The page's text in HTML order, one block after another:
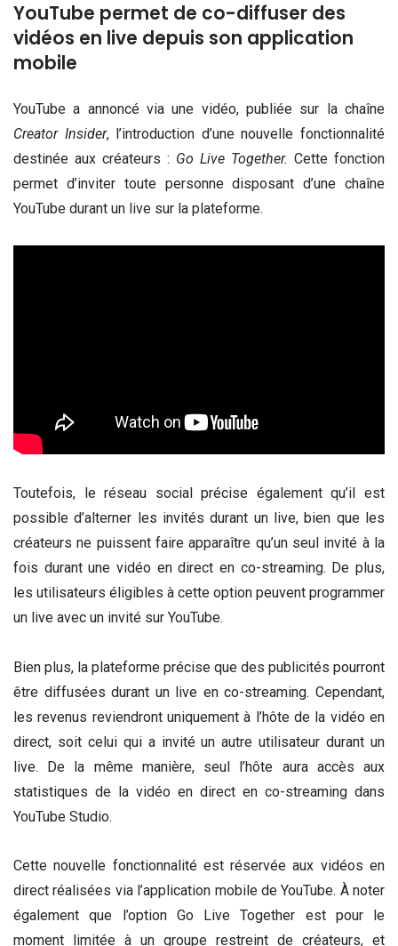
YouTube permet de co-diffuser des
vidéos en live depuis son application
mobile
YouTube a annoncé via une vidéo, publiée sur la chaîne
Creator Insider, l’introduction d’une nouvelle fonctionnalité
destinée aux créateurs : Go Live Together. Cette fonction
permet d’inviter toute personne disposant d’une chaîne
YouTube durant un live sur la plateforme.
Toutefois, le réseau social précise également qu’il est
possible d’alterner les invités durant un live, bien que les
créateurs ne puissent faire apparaître qu’un seul invité à la
fois durant une vidéo en direct en co-streaming. De plus,
les utilisateurs éligibles à cette option peuvent programmer
un live avec un invité sur YouTube.
Bien plus, la plateforme précise que des publicités pourront
être diffusées durant un live en co-streaming. Cependant,
les revenus reviendront uniquement à l’hôte de la vidéo en
direct, soit celui qui a invité un autre utilisateur durant un
live. De la même manière, seul l’hôte aura accès aux
statistiques de la vidéo en direct en co-streaming dans
YouTube Studio.
Cette nouvelle fonctionnalité est réservée aux vidéos en
direct réalisées via l’application mobile de YouTube. À noter
également que l’option Go Live Together est pour le
moment limitée à un groupe restreint de créateurs, et